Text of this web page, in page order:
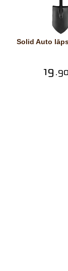
Solid Auto
19.90